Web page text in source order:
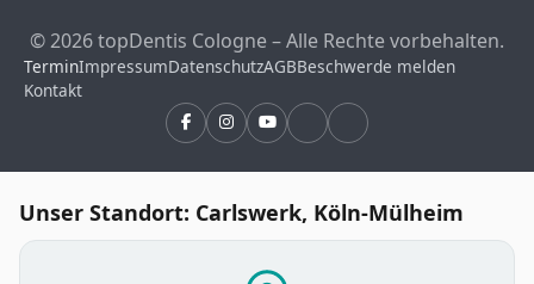
© 2026 topDentis Cologne – Alle Rechte vorbehalten.
TerminImpressumDatenschutzAGBBeschwerde melden
Kontakt
Unser Standort: Carlswerk, Köln-Mülheim